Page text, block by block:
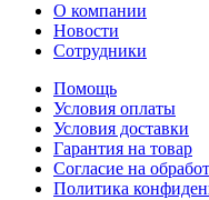
О компании
Новости
Сотрудники
Помощь
Условия оплаты
Условия доставки
Гарантия на товар
Согласие на
Политика